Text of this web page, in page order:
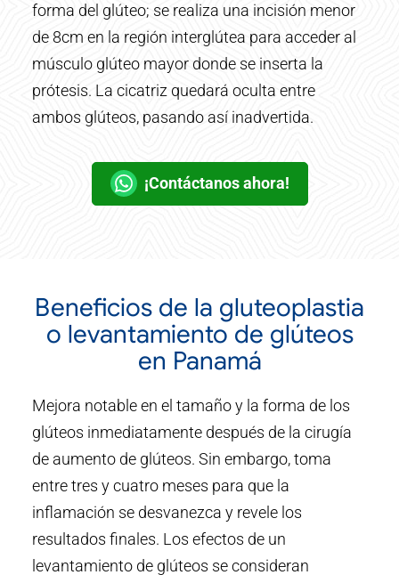
forma del glúteo; se realiza una incisión menor
de 8cm en la región interglútea para acceder al
músculo glúteo mayor donde se inserta la
prótesis. La cicatriz quedará oculta entre
ambos glúteos, pasando así inadvertida.
¡Contáctanos ahora!
Beneficios de la gluteoplastia
o levantamiento de glúteos
en Panamá
Mejora notable en el tamaño y la forma de los
glúteos inmediatamente después de la cirugía
de aumento de glúteos. Sin embargo, toma
entre tres y cuatro meses para que la
inflamación se desvanezca y revele los
resultados finales. Los efectos de un
levantamiento de glúteos se consideran